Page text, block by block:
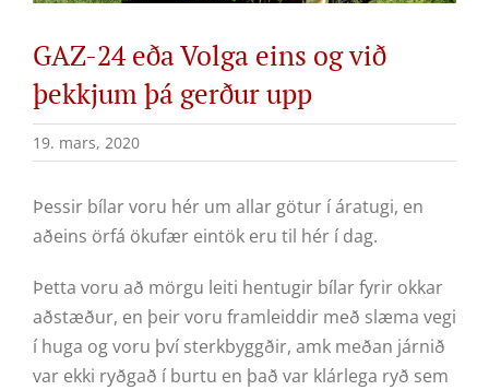
GAZ-24 eða Volga eins og við
þekkjum þá gerður upp
19. mars, 2020
Þessir bílar voru hér um allar götur í áratugi, en
aðeins örfá ökufær eintök eru til hér í dag.
Þetta voru að mörgu leiti hentugir bílar fyrir okkar
aðstæður, en þeir voru framleiddir með slæma vegi
í huga og voru því sterkbyggðir, amk meðan járnið
var ekki ryðgað í burtu en það var klárlega ryð sem